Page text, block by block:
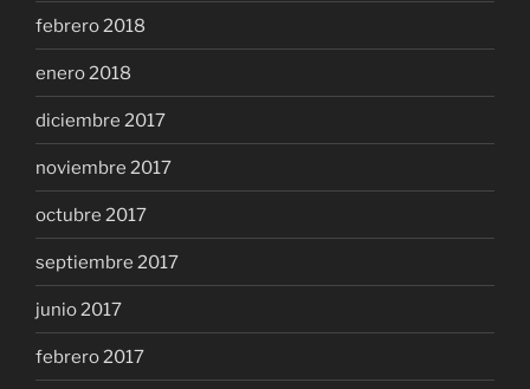
febrero 2018
enero 2018
diciembre 2017
noviembre 2017
octubre 2017
septiembre 2017
junio 2017
febrero 2017